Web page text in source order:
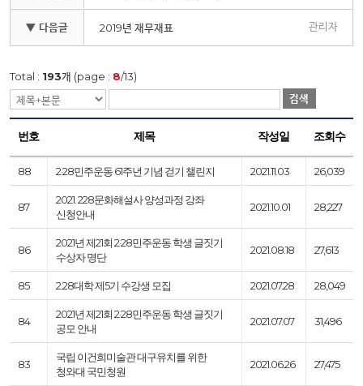
▼ 다음글 2019년 재무재표 관리자
Total : 193개 (page : 8/13)
검색
번호 제목 작성일 조회수
88 2·28민주운동 61주년 기념 걷기 챌린지 2021.11.03 26,039
87
2021. 228문화해설사 양성과정 강좌
신청안내
2021.10.01 28,227
86
2021년 제21회 2·28민주운동 학생 글짓기
수상자 명단
2021.08.18 27,613
85 2.28대학 제5기 수강생 모집 2021.07.28 28,049
84
2021년 제21회 2·28민주운동 학생 글짓기
공모 안내
2021.07.07 31,496
83
국립 이건희미술관 대구유치를 위한
청와대 국민청원
2021.06.26 27,475